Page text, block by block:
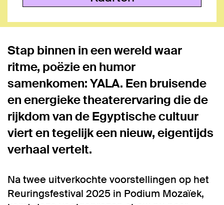
Stap binnen in een wereld waar
ritme, poëzie en humor
samenkomen: YALA. Een bruisende
en energieke theaterervaring die de
rijkdom van de Egyptische cultuur
viert en tegelijk een nieuw, eigentijds
verhaal vertelt.
Na twee uitverkochte voorstellingen op het
Reuringsfestival 2025 in Podium Mozaïek,